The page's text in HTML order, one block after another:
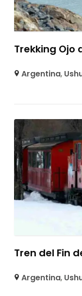
Trekking Ojo
Argentina,
Tren del Fin
Argentina,